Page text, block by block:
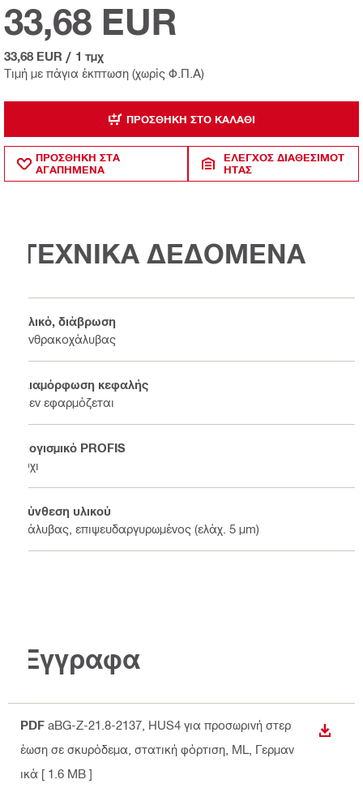
Τιμή με πάγια έκπτωση (χωρίς Φ.Π.Α)
33,68 EUR
33,68 EUR / 1 τμχ
ΠΡΟΣΘΉΚΗ ΣΤΟ ΚΑΛΆΘΙ
ΠΡΟΣΘΗΚΗ ΣΤΑ
ΑΓΑΠΗΜΕΝΑ
ΈΛΕΓΧΟΣ ΔΙΑΘΕΣΙΜΌΤ
ΗΤΑΣ
ΤΕΧΝΙΚΑ ΔΕΔΟΜΕΝΑ
Υλικό, διάβρωση
Ανθρακοχάλυβας
Διαμόρφωση κεφαλής
Δεν εφαρμόζεται
Λογισμικό PROFIS
Όχι
Σύνθεση υλικού
Χάλυβας, επιψευδαργυρωμένος (ελάχ. 5 μm)
Έγγραφα
PDF aBG-Z-21.8-2137, HUS4 για προσωρινή στερ
έωση σε σκυρόδεμα, στατική φόρτιση, ML , Γερμαν
ικά [ 1.6 MB ]
ΛΉΨΗ